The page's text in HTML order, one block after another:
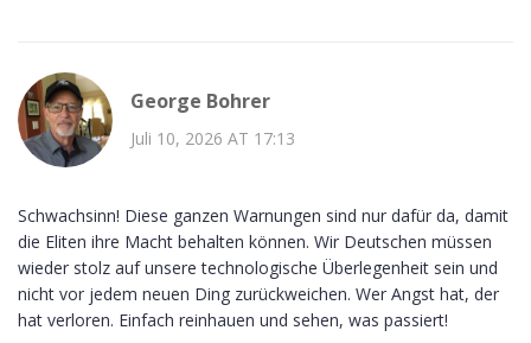
George Bohrer
Juli 10, 2026 AT 17:13
Schwachsinn! Diese ganzen Warnungen sind nur dafür da, damit
die Eliten ihre Macht behalten können. Wir Deutschen müssen
wieder stolz auf unsere technologische Überlegenheit sein und
nicht vor jedem neuen Ding zurückweichen. Wer Angst hat, der
hat verloren. Einfach reinhauen und sehen, was passiert!